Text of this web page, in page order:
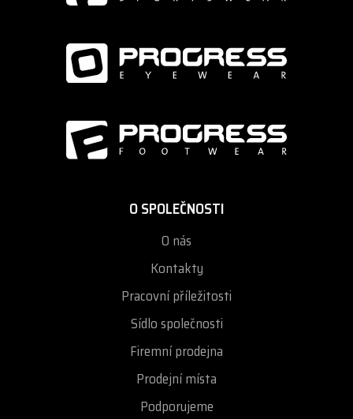
O SPOLEČNOSTI
O nás
Kontakty
Pracovní příležitosti
Sídlo společnosti
Firemní prodejna
Prodejní místa
Podporujeme